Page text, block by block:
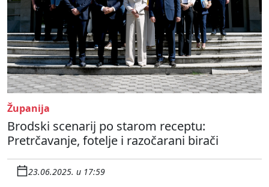
Županija
Brodski scenarij po starom receptu:
Pretrčavanje, fotelje i razočarani birači
23.06.2025. u 17:59